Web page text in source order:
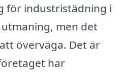
för industristädning i
men det
överväga. Det är
har